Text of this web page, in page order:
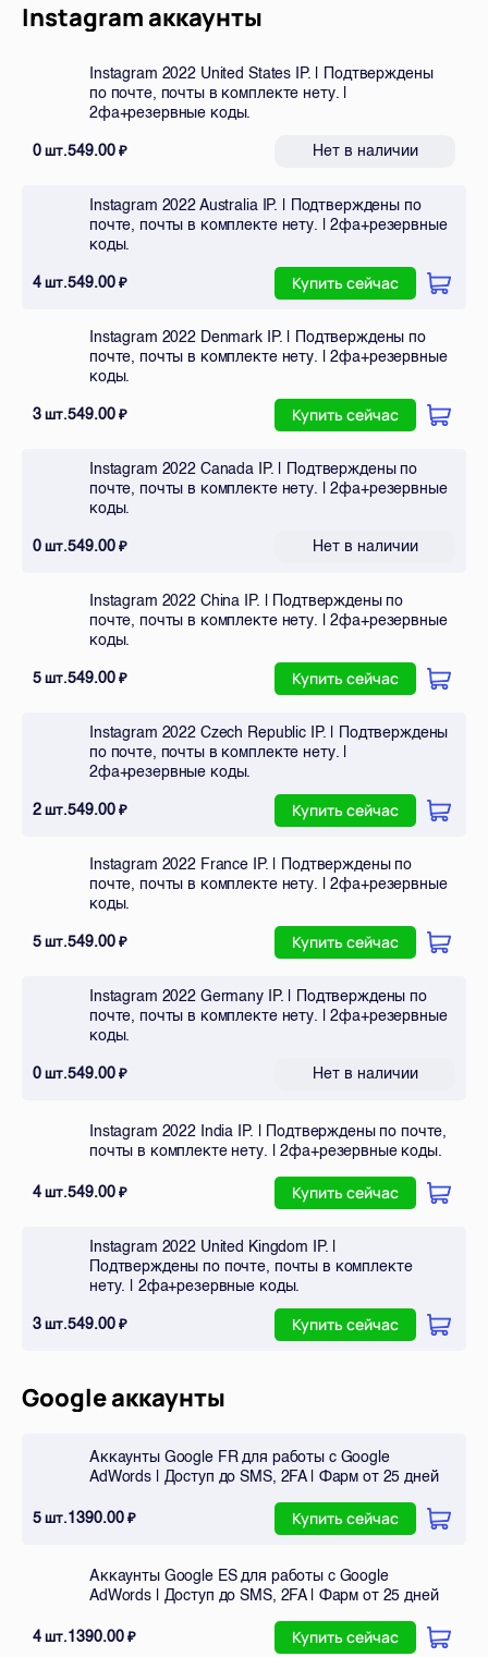
Instagram аккаунты
Instagram 2022 United States IP. | Подтверждены
по почте, почты в комплекте нету. |
2фа+резервные коды.
0шт.549.00₽ Нет в наличии
Instagram 2022 Australia IP. | Подтверждены по
почте, почты в комплекте нету. | 2фа+резервные
коды.
4шт.549.00₽ Купить сейчас
Instagram 2022 Denmark IP. | Подтверждены по
почте, почты в комплекте нету. | 2фа+резервные
коды.
3шт.549.00₽ Купить сейчас
Instagram 2022 Canada IP. | Подтверждены по
почте, почты в комплекте нету. | 2фа+резервные
коды.
0шт.549.00₽ Нет в наличии
Instagram 2022 China IP. | Подтверждены по
почте, почты в комплекте нету. | 2фа+резервные
коды.
5шт.549.00₽ Купить сейчас
Instagram 2022 Czech Republic IP. | Подтверждены
по почте, почты в комплекте нету. |
2фа+резервные коды.
2шт.549.00₽ Купить сейчас
Instagram 2022 France IP. | Подтверждены по
почте, почты в комплекте нету. | 2фа+резервные
коды.
5шт.549.00₽ Купить сейчас
Instagram 2022 Germany IP. | Подтверждены по
почте, почты в комплекте нету. | 2фа+резервные
коды.
0шт.549.00₽ Нет в наличии
Instagram 2022 India IP. | Подтверждены по почте,
почты в комплекте нету. | 2фа+резервные коды.
4шт.549.00₽ Купить сейчас
Instagram 2022 United Kingdom IP. |
Подтверждены по почте, почты в комплекте
нету. | 2фа+резервные коды.
3шт.549.00₽ Купить сейчас
Google аккаунты
Аккаунты Google FR для работы с Google
AdWords | Доступ до SMS, 2FA | Фарм от 25 дней
5шт.1390.00₽ Купить сейчас
Аккаунты Google ES для работы с Google
AdWords | Доступ до SMS, 2FA | Фарм от 25 дней
4шт.1390.00₽ Купить сейчас